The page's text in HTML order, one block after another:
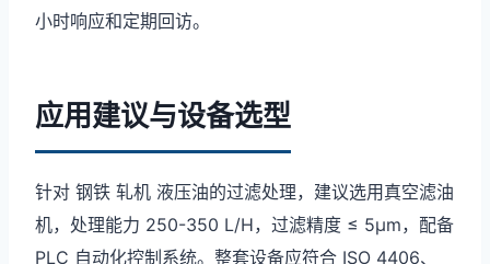
小时响应和定期回访。
应用建议与设备选型
针对 钢铁 轧机 液压油的过滤处理，建议选用真空滤油
机，处理能力 250-350 L/H，过滤精度 ≤ 5μm，配备
PLC 自动化控制系统。整套设备应符合 ISO 4406、